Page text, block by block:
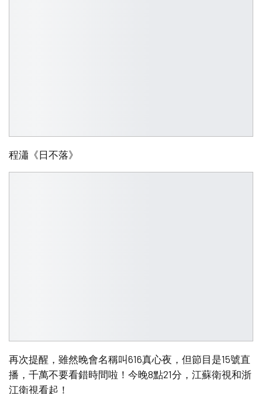
程瀟《日不落》
再次提醒，雖然晚會名稱叫616真心夜，但節目是15號直
播，千萬不要看錯時間啦！今晚8點21分，江蘇衛視和浙
江衛視看起！